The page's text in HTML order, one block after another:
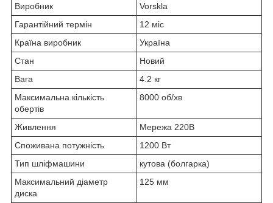
Виробник
Vorskla
Гарантійний термін
12 міс
Країна виробник
Україна
Стан
Новий
Вага
4.2 кг
Максимальна кількість
обертів
8000 об/хв
Живлення
Мережа 220В
Споживана потужність
1200 Вт
Тип шліфмашини
кутова (болгарка)
Максимальний діаметр
диска
125 мм